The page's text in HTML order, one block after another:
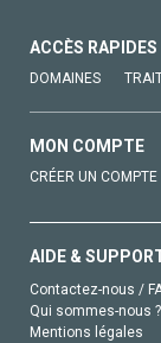
ACCÈS RAPIDES
DOMAINES
MON COMPTE
CRÉER UN COMPTE
AIDE &
Contactez-nous /
Qui sommes-nous ?
Mentions légales